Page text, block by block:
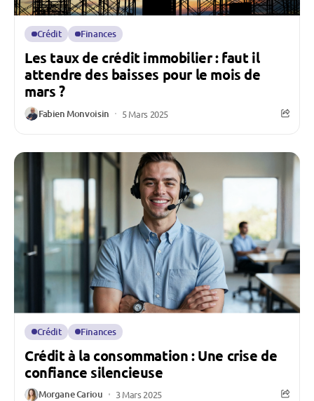
Crédit Finances
Les taux de crédit immobilier : faut il
attendre des baisses pour le mois de
mars ?
Fabien Monvoisin 5 Mars 2025
Crédit Finances
Crédit à la consommation : Une crise de
confiance silencieuse
Morgane Cariou 3 Mars 2025